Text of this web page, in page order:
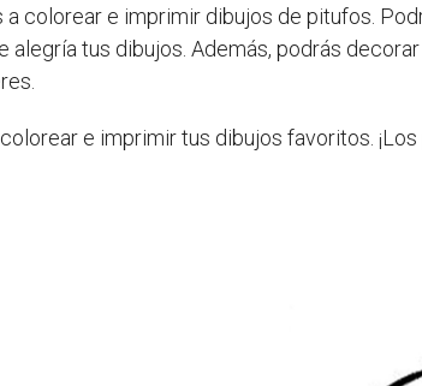
colorear e imprimir dibujos de pitufos.
tus dibujos. Además, podrás
e imprimir tus dibujos favoritos.